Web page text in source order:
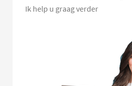
Ik help u graag verder